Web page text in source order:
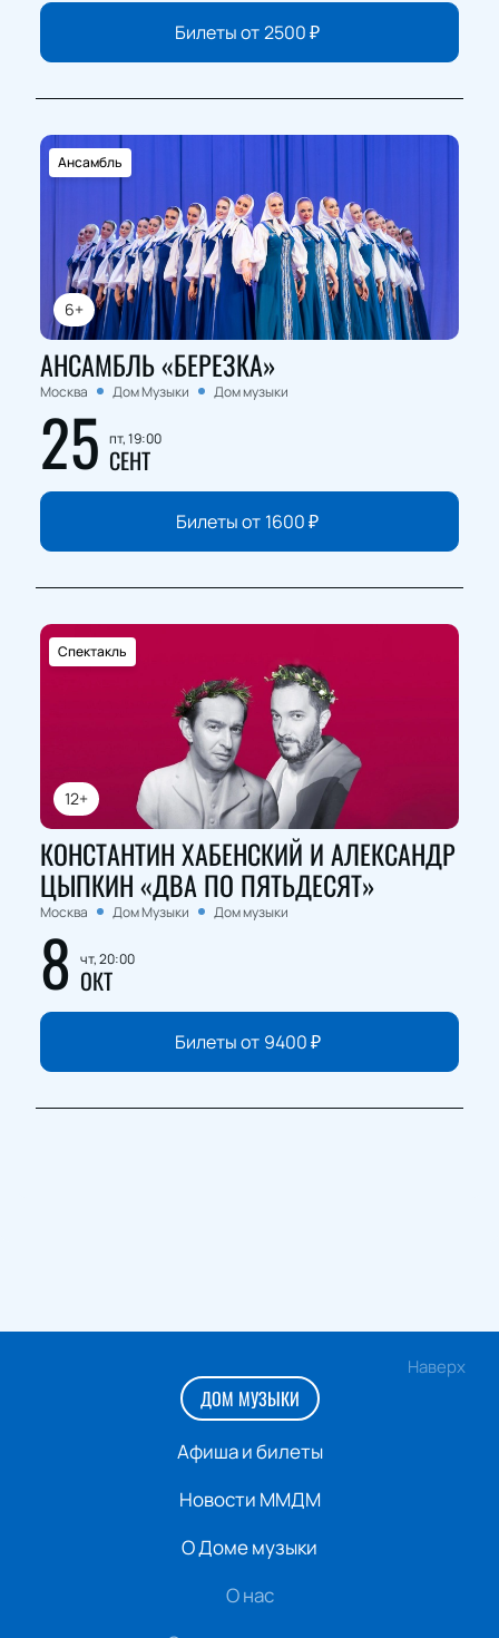
Билеты от2500₽
6+
Ансамбль
АНСАМБЛЬ «БЕРЕЗКА»
Москва Дом Музыки Дом музыки
25 пт, 19:00
СЕНТ
Билеты от 1600₽
12+
Спектакль
КОНСТАНТИН ХАБЕНСКИЙ И АЛЕКСАНДР
ЦЫПКИН «ДВА ПО ПЯТЬДЕСЯТ»
Москва Дом Музыки Дом музыки
8 чт, 20:00
ОКТ
Билеты от 9400₽
Наверх
ДОМ МУЗЫКИ
Афиша и билеты
Новости ММДМ
О Доме музыки
О нас